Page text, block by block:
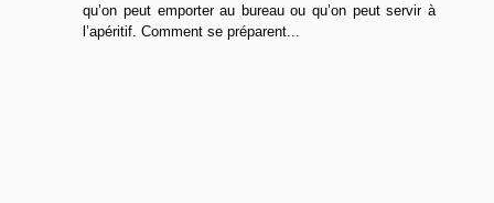
qu’on peut emporter au bureau ou qu’on peut servir à
l’apéritif. Comment se préparent...